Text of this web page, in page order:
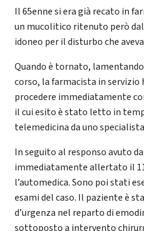
Il 65enne si era già recato in
un mucolitico ritenuto però
idoneo per il disturbo che
Quando è tornato,
corso, la farmacista in
procedere immediatamente
il cui esito è stato letto in
telemedicina da uno
In seguito al responso avuto
immediatamente allertato il
l’automedica. Sono poi stati
esami del caso. Il paziente è
d’urgenza nel reparto di
sottoposto a intervento